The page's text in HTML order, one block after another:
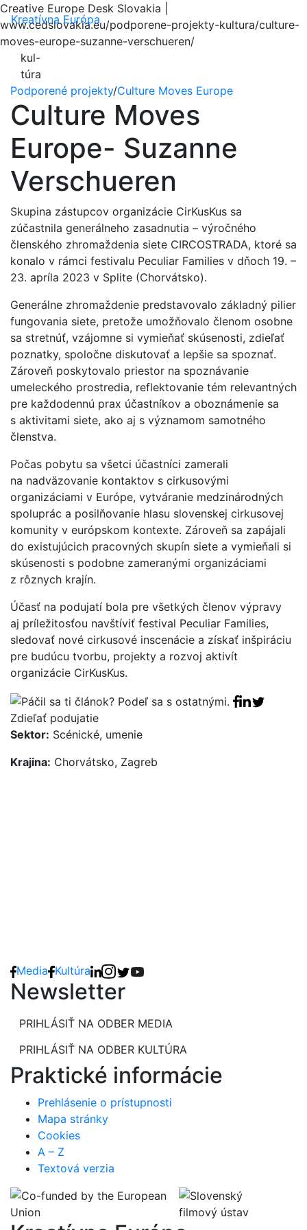
Creative Europe Desk Slovakia |
www.cedslovakia.eu/podporene-projekty-kultura/culture-
moves-europe-suzanne-verschueren/
Kreatívna Európa
kul-
túra
Podporené projekty/Culture Moves Europe
Culture Moves
Europe- Suzanne
Verschueren
Skupina zástupcov organizácie CirKusKus sa
zúčastnila generálneho zasadnutia – výročného
členského zhromaždenia siete CIRCOSTRADA, ktoré sa
konalo v rámci festivalu Peculiar Families v dňoch 19. –
23. apríla 2023 v Splite (Chorvátsko).
Generálne zhromaždenie predstavovalo základný pilier
fungovania siete, pretože umožňovalo členom osobne
sa stretnúť, vzájomne si vymieňať skúsenosti, zdieľať
poznatky, spoločne diskutovať a lepšie sa spoznať.
Zároveň poskytovalo priestor na spoznávanie
umeleckého prostredia, reflektovanie tém relevantných
pre každodennú prax účastníkov a oboznámenie sa
s aktivitami siete, ako aj s významom samotného
členstva.
Počas pobytu sa všetci účastníci zamerali
na nadväzovanie kontaktov s cirkusovými
organizáciami v Európe, vytváranie medzinárodných
spoluprác a posilňovanie hlasu slovenskej cirkusovej
komunity v európskom kontexte. Zároveň sa zapájali
do existujúcich pracovných skupín siete a vymieňali si
skúsenosti s podobne zameranými organizáciami
z rôznych krajín.
Účasť na podujatí bola pre všetkých členov výpravy
aj príležitosťou navštíviť festival Peculiar Families,
sledovať nové cirkusové inscenácie a získať inšpiráciu
pre budúcu tvorbu, projekty a rozvoj aktivít
organizácie CirKusKus.
Facebook
Linkedin
Tweet
Zdieľať podujatie
Sektor: Scénické, umenie
Krajina: Chorvátsko, Zagreb
Media Kultúra
Newsletter
PRIHLÁSIŤ NA ODBER MEDIA
PRIHLÁSIŤ NA ODBER KULTÚRA
Praktické informácie
Prehlásenie o prístupnosti
Mapa stránky
Cookies
A – Z
Textová verzia